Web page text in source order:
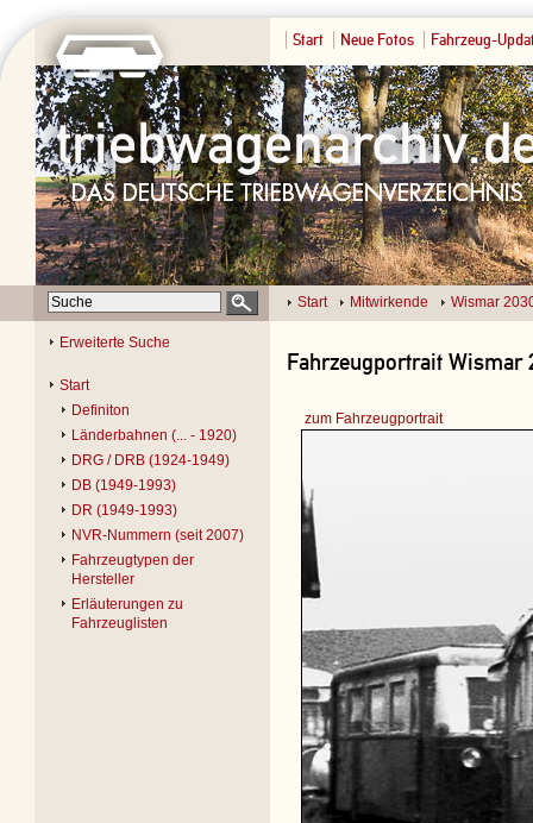
Start Neue Fotos Fahrzeug-
Start Mitwirkende Wismar
Erweiterte Suche
Start
Definiton
Länderbahnen (... - 1920)
DRG / DRB (1924-1949)
DB (1949-1993)
DR (1949-1993)
NVR-Nummern (seit 2007)
Fahrzeugtypen der
Hersteller
Erläuterungen zu
Fahrzeuglisten
Fahrzeugportrait Wismar
zum Fahrzeugportrait